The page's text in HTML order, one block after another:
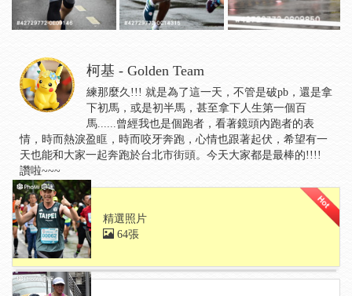
柯基 - Golden Team
練那麼久!!! 就是為了這一天，不管是破pb，還是拿
下初馬，或是初半馬，甚至拿下人生第一個百
馬......曾經我也是個跑者，看著鏡頭內跑者的表
情，時而熱淚盈眶，時而咬牙奔跑，心情也跟著起伏，希望有一
天也能和大家一起奔跑於台北市街頭。今天大家都是最棒的!!!!
讚啦~~~
精選照片
64張